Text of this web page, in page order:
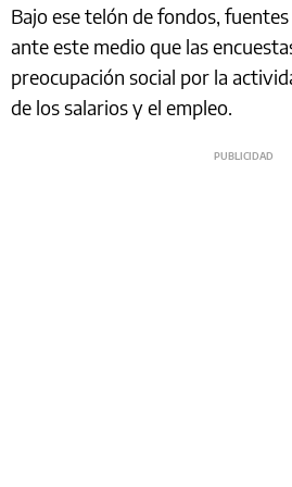
Bajo ese telón de fondos,
ante este medio que las
preocupación social por la
de los salarios y el empleo.